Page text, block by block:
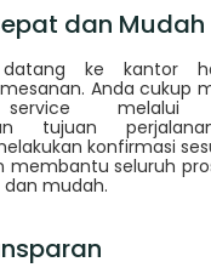
dan Mudah
ke kantor
Anda cukup
melalui
tujuan
konfirmasi
membantu seluruh
mudah.